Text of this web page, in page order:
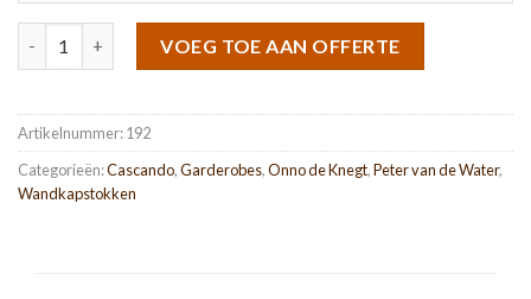
VOEG TOE AAN OFFERTE
Artikelnummer:192
Categorieën:Cascando,Garderobes,Onno de Knegt,Peter van de Water,
Wandkapstokken